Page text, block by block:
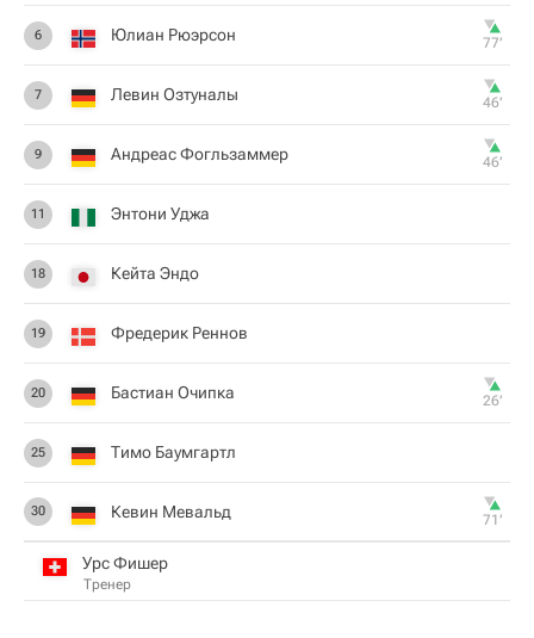
6 Юлиан Рюэрсон 77‎’‎
7 Левин Озтуналы 46‎’‎
9 Андреас Фогльзаммер 46‎’‎
11 Энтони Уджа
18 Кейта Эндо
19 Фредерик Реннов
20 Бастиан Очипка 26‎’‎
25 Тимо Баумгартл
30 Кевин Мевальд 71‎’‎
Урс Фишер
Тренер